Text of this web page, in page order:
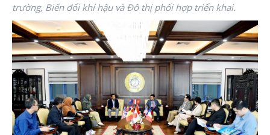
trường, Biến đổi khí hậu và Đô thị phối hợp triển khai.